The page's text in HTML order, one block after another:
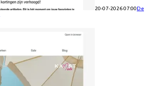
20-07-2026 07:00De